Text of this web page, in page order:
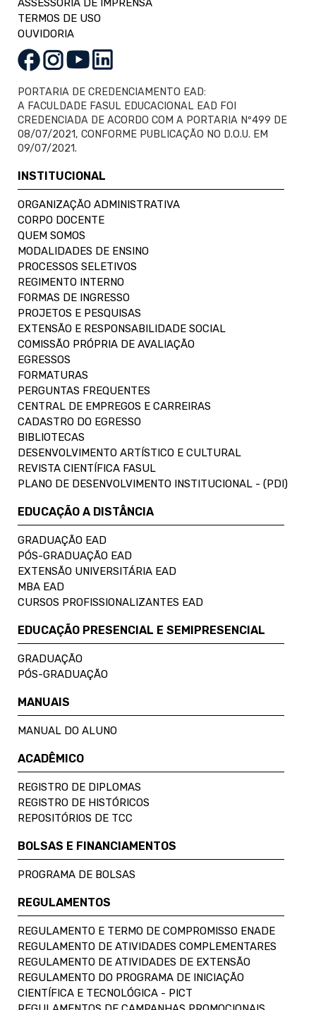
ASSESSORIA DE IMPRENSA
TERMOS DE USO
OUVIDORIA
PORTARIA DE CREDENCIAMENTO EAD:
A FACULDADE FASUL EDUCACIONAL EAD FOI
CREDENCIADA DE ACORDO COM A PORTARIA Nº499 DE
08/07/2021, CONFORME PUBLICAÇÃO NO D.O.U. EM
09/07/2021.
INSTITUCIONAL
ORGANIZAÇÃO ADMINISTRATIVA
CORPO DOCENTE
QUEM SOMOS
MODALIDADES DE ENSINO
PROCESSOS SELETIVOS
REGIMENTO INTERNO
FORMAS DE INGRESSO
PROJETOS E PESQUISAS
EXTENSÃO E RESPONSABILIDADE SOCIAL
COMISSÃO PRÓPRIA DE AVALIAÇÃO
EGRESSOS
FORMATURAS
PERGUNTAS FREQUENTES
CENTRAL DE EMPREGOS E CARREIRAS
CADASTRO DO EGRESSO
BIBLIOTECAS
DESENVOLVIMENTO ARTÍSTICO E CULTURAL
REVISTA CIENTÍFICA FASUL
PLANO DE DESENVOLVIMENTO INSTITUCIONAL - (PDI)
EDUCAÇÃO A DISTÂNCIA
GRADUAÇÃO EAD
PÓS-GRADUAÇÃO EAD
EXTENSÃO UNIVERSITÁRIA EAD
MBA EAD
CURSOS PROFISSIONALIZANTES EAD
EDUCAÇÃO PRESENCIAL E SEMIPRESENCIAL
GRADUAÇÃO
PÓS-GRADUAÇÃO
MANUAIS
MANUAL DO ALUNO
ACADÊMICO
REGISTRO DE DIPLOMAS
REGISTRO DE HISTÓRICOS
REPOSITÓRIOS DE TCC
BOLSAS E FINANCIAMENTOS
PROGRAMA DE BOLSAS
REGULAMENTOS
REGULAMENTO E TERMO DE COMPROMISSO ENADE
REGULAMENTO DE ATIVIDADES COMPLEMENTARES
REGULAMENTO DE ATIVIDADES DE EXTENSÃO
REGULAMENTO DO PROGRAMA DE INICIAÇÃO
CIENTÍFICA E TECNOLÓGICA - PICT